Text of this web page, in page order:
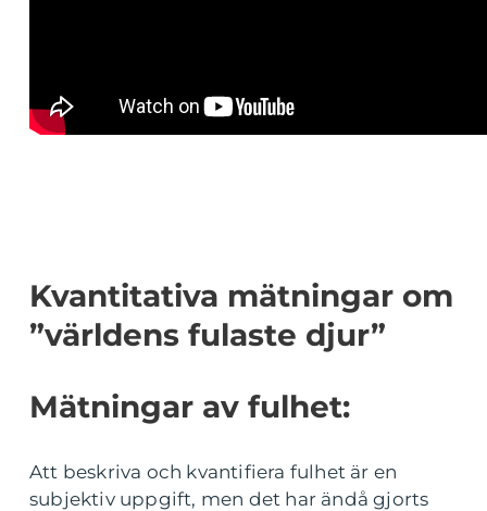
Kvantitativa mätningar om
”världens fulaste djur”
Mätningar av fulhet:
Att beskriva och kvantifiera fulhet är en
subjektiv uppgift, men det har ändå gjorts